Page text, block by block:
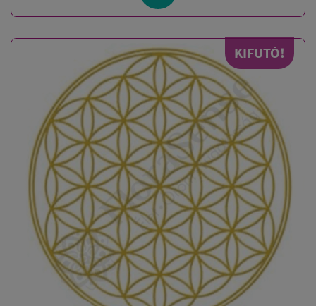
KIFUTÓ!